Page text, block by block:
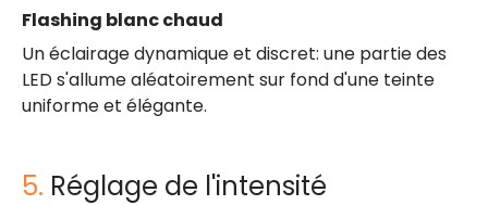
Flashing blanc chaud
Un éclairage dynamique et discret: une partie des
LED s'allume aléatoirement sur fond d'une teinte
uniforme et élégante.
5. Réglage de l'intensité